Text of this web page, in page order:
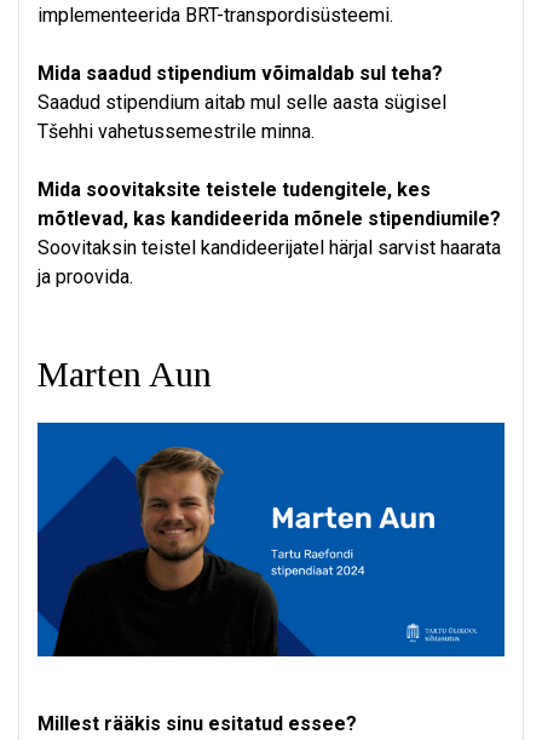
implementeerida BRT-transpordisüsteemi.
Mida saadud stipendium võimaldab sul teha?
Saadud stipendium aitab mul selle aasta sügisel
Tšehhi vahetussemestrile minna.
Mida soovitaksite teistele tudengitele, kes
mõtlevad, kas kandideerida mõnele stipendiumile?
Soovitaksin teistel kandideerijatel härjal sarvist haarata
ja proovida.
Marten Aun
Millest rääkis sinu esitatud essee?